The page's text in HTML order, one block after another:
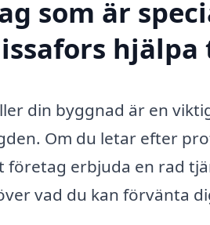
som är
hjälpa
din byggnad är en
Om du letar efter
företag erbjuda en rad
vad du kan förvänta